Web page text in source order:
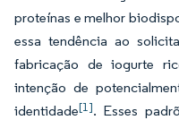
proteínas e melhor
essa tendência ao
fabricação de iogurte
intenção de
identidade[1]. Esses